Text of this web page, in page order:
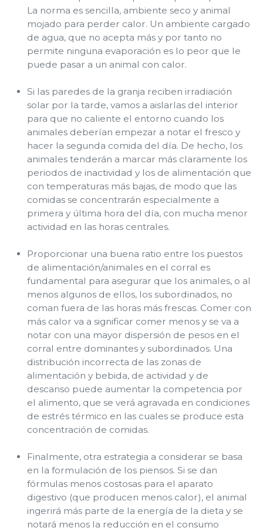
La norma es sencilla, ambiente seco y animal
mojado para perder calor. Un ambiente cargado
de agua, que no acepta más y por tanto no
permite ninguna evaporación es lo peor que le
puede pasar a un animal con calor.
Si las paredes de la granja reciben irradiación
solar por la tarde, vamos a aislarlas del interior
para que no caliente el entorno cuando los
animales deberían empezar a notar el fresco y
hacer la segunda comida del día. De hecho, los
animales tenderán a marcar más claramente los
periodos de inactividad y los de alimentación que
con temperaturas más bajas, de modo que las
comidas se concentrarán especialmente a
primera y última hora del día, con mucha menor
actividad en las horas centrales.
Proporcionar una buena ratio entre los puestos
de alimentación/animales en el corral es
fundamental para asegurar que los animales, o al
menos algunos de ellos, los subordinados, no
coman fuera de las horas más frescas. Comer con
más calor va a significar comer menos y se va a
notar con una mayor dispersión de pesos en el
corral entre dominantes y subordinados. Una
distribución incorrecta de las zonas de
alimentación y bebida, de actividad y de
descanso puede aumentar la competencia por
el alimento, que se verá agravada en condiciones
de estrés térmico en las cuales se produce esta
concentración de comidas.
Finalmente, otra estrategia a considerar se basa
en la formulación de los piensos. Si se dan
fórmulas menos costosas para el aparato
digestivo (que producen menos calor), el animal
ingerirá más parte de la energía de la dieta y se
notará menos la reducción en el consumo